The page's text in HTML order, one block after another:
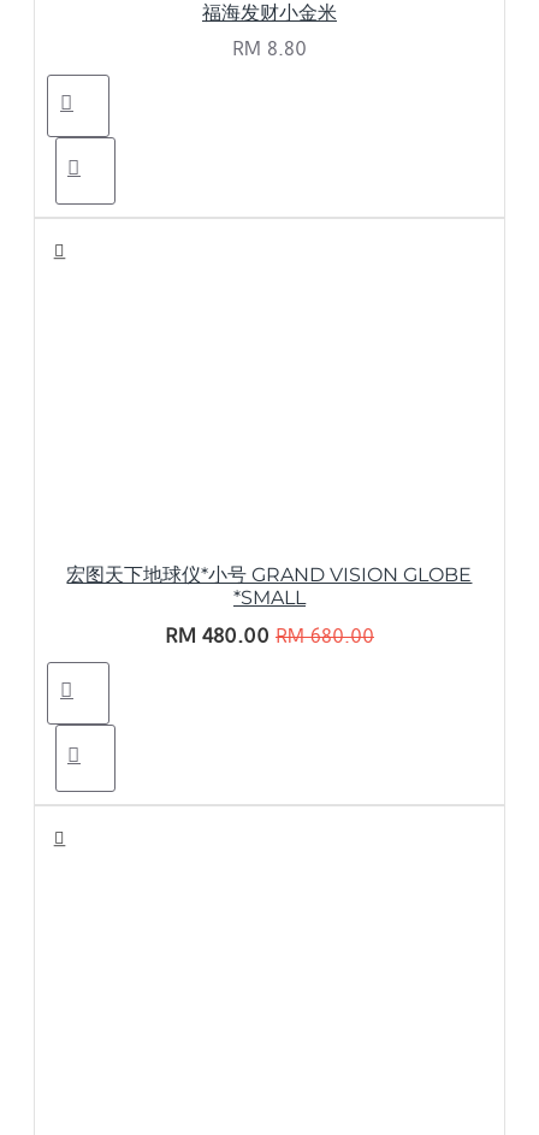
福海发财小金米
RM 8.80
宏图天下地球仪*小号 GRAND VISION GLOBE
*SMALL
RM 480.00 RM 680.00